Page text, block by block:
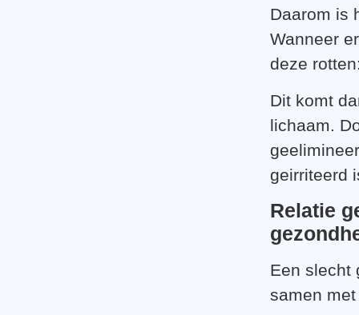
Daarom is
Wanneer
deze
Dit komt
lichaam.
geirriteerd
Relatie
Een slecht
samen